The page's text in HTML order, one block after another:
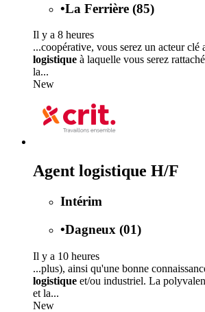
•La Ferrière (85)
Il y a 8 heures
...coopérative, vous serez un acteur clé
logistique à laquelle vous serez
la...
New
Agent logistique H/F
Intérim
•Dagneux (01)
Il y a 10 heures
...plus), ainsi qu'une bonne
logistique et/ou industriel. La
et la...
New